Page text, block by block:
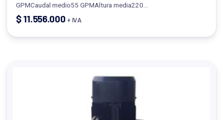
GPMCaudal medio55 GPMAltura media220…
$11.556.000 + IVA